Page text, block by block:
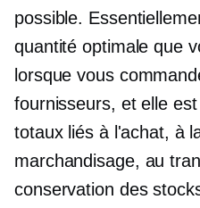
possible.
quantité optimale que
lorsque vous
fournisseurs, et elle
totaux liés à l'achat, à
marchandisage, au
conservation des